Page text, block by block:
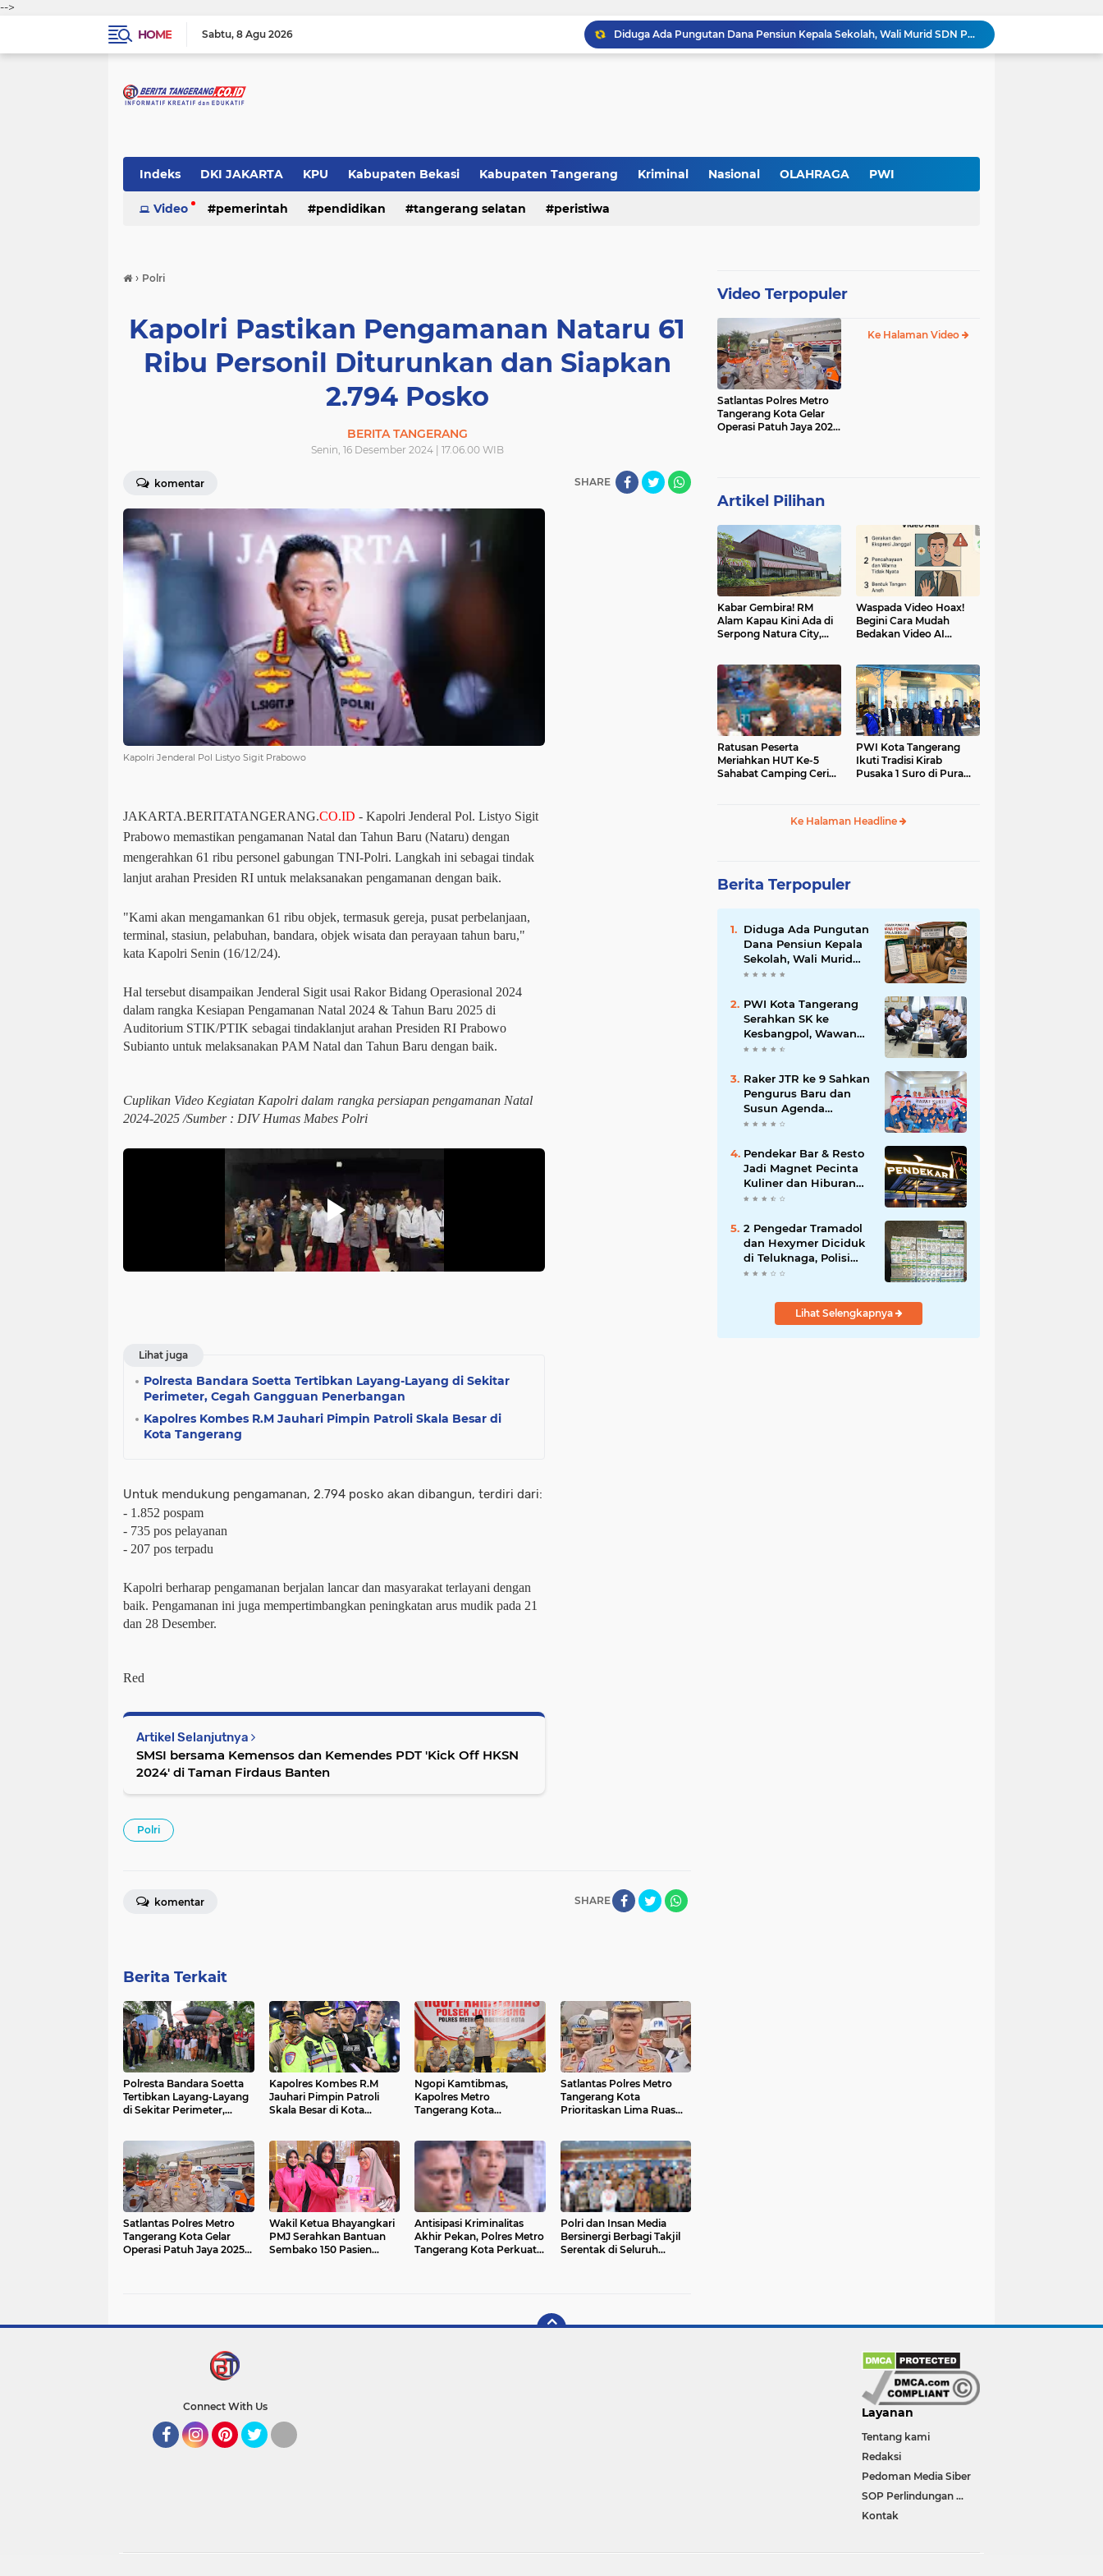
-->
HOME
Sabtu 8 Agu 2026
Diduga Ada Pungutan Dana Pensiun Kepala Sekolah, Wali Murid SDN Pasar Kemis 2 Layangkan Pengaduan
Pendekar Bar & Resto Jadi Magnet Pecinta Kuliner dan Hiburan Malam di Tangerang
Anggota TNI AD Tewas dengan 10 Luka Tusuk di Tangerang,Empat Pelaku Ditangkap Kurang dari 24 Jam
Indeks DKI JAKARTA KPU Kabupaten Bekasi Kabupaten Tangerang Kriminal Nasional OLAHRAGA PWI
Pemerintah Pendidikan Polri peristiwa
Video pemerintah pendidikan tangerang selatan peristiwa
› Polri
Kapolri Pastikan Pengamanan Nataru 61
Ribu Personil Diturunkan dan Siapkan
2.794 Posko
BERITA TANGERANG
Senin, 16 Desember 2024 | 17.06.00 WIB
komentar SHARE
Kapolri Jenderal Pol Listyo Sigit Prabowo
JAKARTA.BERITATANGERANG.CO.ID - Kapolri Jenderal Pol. Listyo Sigit
Prabowo memastikan pengamanan Natal dan Tahun Baru (Nataru) dengan
mengerahkan 61 ribu personel gabungan TNI-Polri. Langkah ini sebagai tindak
lanjut arahan Presiden RI untuk melaksanakan pengamanan dengan baik.
"Kami akan mengamankan 61 ribu objek, termasuk gereja, pusat perbelanjaan,
terminal, stasiun, pelabuhan, bandara, objek wisata dan perayaan tahun baru,"
kata Kapolri Senin (16/12/24).
Hal tersebut disampaikan Jenderal Sigit usai Rakor Bidang Operasional 2024
dalam rangka Kesiapan Pengamanan Natal 2024 & Tahun Baru 2025 di
Auditorium STIK/PTIK sebagai tindaklanjut arahan Presiden RI Prabowo
Subianto untuk melaksanakan PAM Natal dan Tahun Baru dengan baik.
Cuplikan Video Kegiatan Kapolri dalam rangka persiapan pengamanan Natal
2024-2025 /Sumber : DIV Humas Mabes Polri
Lihat juga
Polresta Bandara Soetta Tertibkan Layang-Layang di Sekitar
Perimeter, Cegah Gangguan Penerbangan
Kapolres Kombes R.M Jauhari Pimpin Patroli Skala Besar di
Kota Tangerang
Untuk mendukung pengamanan, 2.794 posko akan dibangun, terdiri dari:
- 1.852 pospam
- 735 pos pelayanan
- 207 pos terpadu
Kapolri berharap pengamanan berjalan lancar dan masyarakat terlayani dengan
baik. Pengamanan ini juga mempertimbangkan peningkatan arus mudik pada 21
dan 28 Desember.
Red
Artikel Selanjutnya
SMSI bersama Kemensos dan Kemendes PDT 'Kick Off HKSN
2024' di Taman Firdaus Banten
Polri
SHARE
komentar
Berita Terkait
Polresta Bandara Soetta
Tertibkan Layang-Layang
di Sekitar Perimeter,
Kapolres Kombes R.M
Jauhari Pimpin Patroli
Skala Besar di Kota
Ngopi Kamtibmas,
Kapolres Metro
Tangerang Kota
Satlantas Polres Metro
Tangerang Kota
Prioritaskan Lima Ruas
Satlantas Polres Metro
Tangerang Kota Gelar
Operasi Patuh Jaya 2025,
Wakil Ketua Bhayangkari
PMJ Serahkan Bantuan
Sembako 150 Pasien
Antisipasi Kriminalitas
Akhir Pekan, Polres Metro
Tangerang Kota Perkuat
Polri dan Insan Media
Bersinergi Berbagi Takjil
Serentak di Seluruh
Video Terpopuler
Satlantas Polres Metro
Tangerang Kota Gelar
Operasi Patuh Jaya 2025,
Ke Halaman Video
Artikel Pilihan
Kabar Gembira! RM
Alam Kapau Kini Ada di
Serpong Natura City,
Waspada Video Hoax!
Begini Cara Mudah
Bedakan Video AI
Ratusan Peserta
Meriahkan HUT Ke-5
Sahabat Camping Ceria,
PWI Kota Tangerang
Ikuti Tradisi Kirab
Pusaka 1 Suro di Pura
Ke Halaman Headline
Berita Terpopuler
Diduga Ada Pungutan
Dana Pensiun Kepala
Sekolah, Wali Murid
SDN Pasar Kemis 2
Pengaduan
PWI Kota Tangerang
Serahkan SK ke
Kesbangpol, Wawan
Fauzi: Peran Media
hingga Fatal
Raker JTR ke 9 Sahkan
Pengurus Baru dan
Susun Agenda
Strategis 2026
Pendekar Bar & Resto
Jadi Magnet Pecinta
Kuliner dan Hiburan
Malam di Tangerang
2 Pengedar Tramadol
dan Hexymer Diciduk
di Teluknaga, Polisi
Amankan Ratusan Pil
Lihat Selengkapnya
Connect With Us Layanan
Tentang kami
Redaksi
Pedoman Media Siber
SOP Perlindungan Wartawan
Kontak